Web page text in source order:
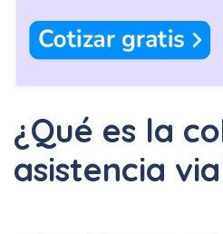
¿Qué es la
asistencia